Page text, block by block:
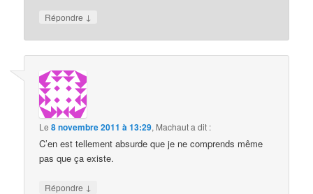
Répondre ↓
Le8 novembre 2011 à 13:29, Machauta dit :
C’en est tellement absurde que je ne comprends même
pas que ça existe.
Répondre ↓